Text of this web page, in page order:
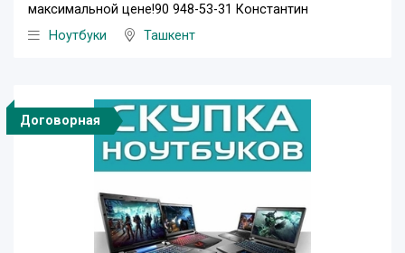
максимальной цене!90 948-53-31 Константин
Ноутбуки
Ташкент
Договорная